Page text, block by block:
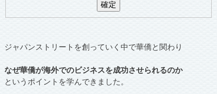
ジャパンストリートを創っていく中で華僑と関わり
なぜ華僑が海外でのビジネスを成功させられるのか
というポイントを学んできました。